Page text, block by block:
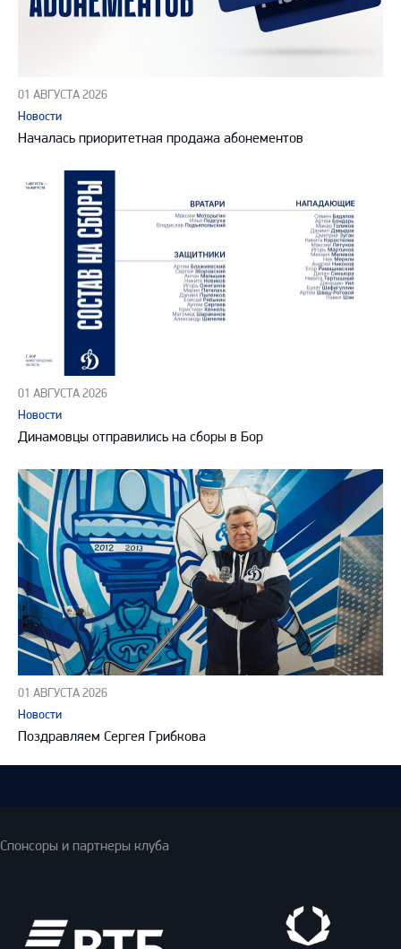
01 АВГУСТА 2026
Новости
Началась приоритетная продажа абонементов
01 АВГУСТА 2026
Новости
Динамовцы отправились на сборы в Бор
01 АВГУСТА 2026
Новости
Поздравляем Сергея Грибкова
Спонсоры и партнеры клуба